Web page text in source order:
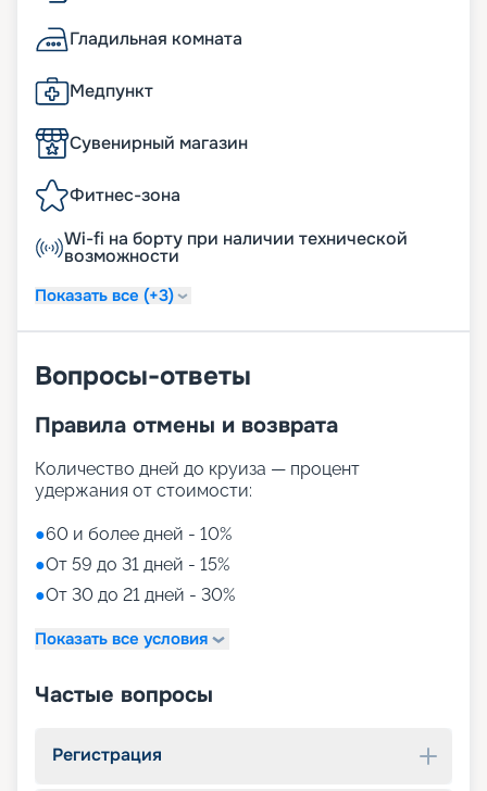
Гладильная комната
Медпункт
Сувенирный магазин
Фитнес-зона
Wi-fi на борту при наличии технической
возможности
Показать все (+3)
Вопросы-ответы
Правила отмены и возврата
Количество дней до круиза — процент
удержания от стоимости:
●60 и более дней - 10%
●От 59 до 31 дней - 15%
●От 30 до 21 дней - 30%
Показать все условия
Частые вопросы
Регистрация